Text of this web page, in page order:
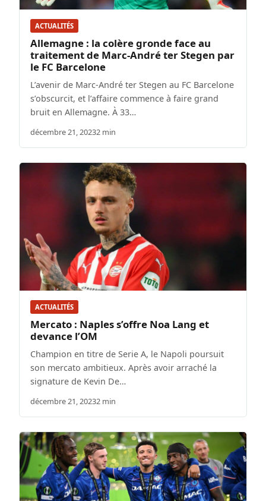
ACTUALITÉS
Allemagne : la colère gronde face au
traitement de Marc-André ter Stegen par
le FC Barcelone
L’avenir de Marc-André ter Stegen au FC Barcelone
s’obscurcit, et l’affaire commence à faire grand
bruit en Allemagne. À 33…
décembre 21, 20232 min
ACTUALITÉS
Mercato : Naples s’offre Noa Lang et
devance l’OM
Champion en titre de Serie A, le Napoli poursuit
son mercato ambitieux. Après avoir arraché la
signature de Kevin De…
décembre 21, 20232 min